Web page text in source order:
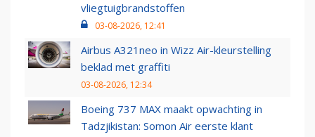
vliegtuigbrandstoffen
03-08-2026, 12:41
Airbus A321neo in Wizz Air-kleurstelling
beklad met graffiti
03-08-2026, 12:34
Boeing 737 MAX maakt opwachting in
Tadzjikistan: Somon Air eerste klant